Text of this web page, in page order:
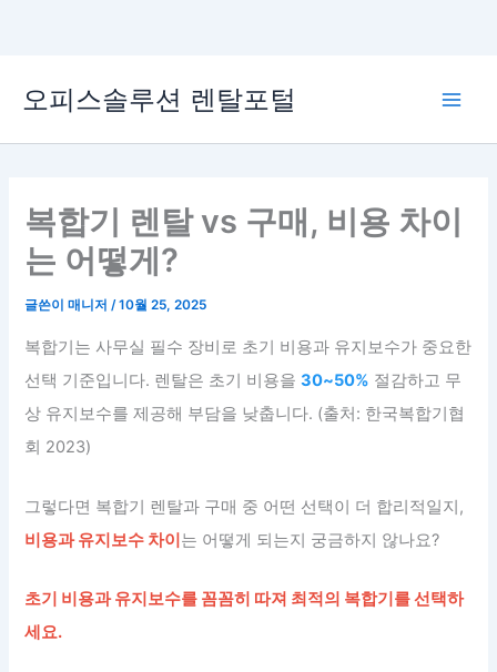
로
오피스솔루션 렌탈포털
복합기 렌탈 vs 구매, 비용 차이
는 어떻게?
글쓴이매니저 /10월 25, 2025
복합기는 사무실 필수 장비로 초기 비용과 유지보수가 중요한
선택 기준입니다. 렌탈은 초기 비용을30~50% 절감하고 무
상 유지보수를 제공해 부담을 낮춥니다. (출처: 한국복합기협
회 2023)
그렇다면 복합기 렌탈과 구매 중 어떤 선택이 더 합리적일지,
비용과 유지보수 차이는 어떻게 되는지 궁금하지 않나요?
초기 비용과 유지보수를 꼼꼼히 따져 최적의 복합기를 선택하
세요.